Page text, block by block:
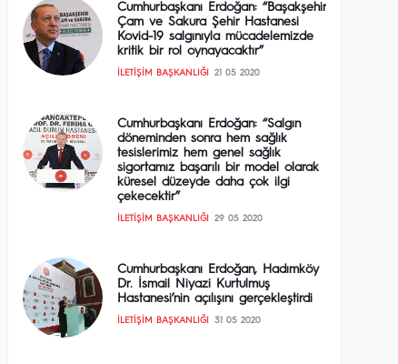
Cumhurbaşkanı Erdoğan: “Başakşehir
Çam ve Sakura Şehir Hastanesi
Kovid-19 salgınıyla mücadelemizde
kritik bir rol oynayacaktır”
İLETIŞIM BAŞKANLIĞI 21 05 2020
Cumhurbaşkanı Erdoğan: “Salgın
döneminden sonra hem sağlık
tesislerimiz hem genel sağlık
sigortamız başarılı bir model olarak
küresel düzeyde daha çok ilgi
çekecektir”
İLETIŞIM BAŞKANLIĞI 29 05 2020
Cumhurbaşkanı Erdoğan, Hadımköy
Dr. İsmail Niyazi Kurtulmuş
Hastanesi’nin açılışını gerçekleştirdi
İLETIŞIM BAŞKANLIĞI 31 05 2020